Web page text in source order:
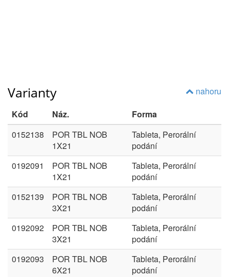
nahoru
Varianty
Kód Náz.
Forma
0152138
POR TBL NOB
1X21
Tableta, Perorální
podání
0192091
POR TBL NOB
1X21
Tableta, Perorální
podání
0152139
POR TBL NOB
3X21
Tableta, Perorální
podání
0192092
POR TBL NOB
3X21
Tableta, Perorální
podání
0192093
POR TBL NOB
6X21
Tableta, Perorální
podání